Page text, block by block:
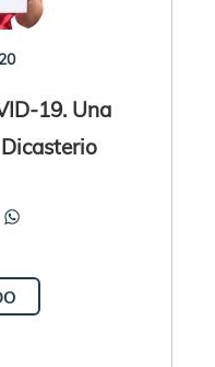
19. Una